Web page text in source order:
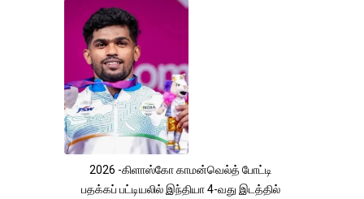
2026 -கிளாஸ்கோ காமன்வெல்த் போட்டி
பதக்கப் பட்டியலில் இந்தியா 4-வது இடத்தில்